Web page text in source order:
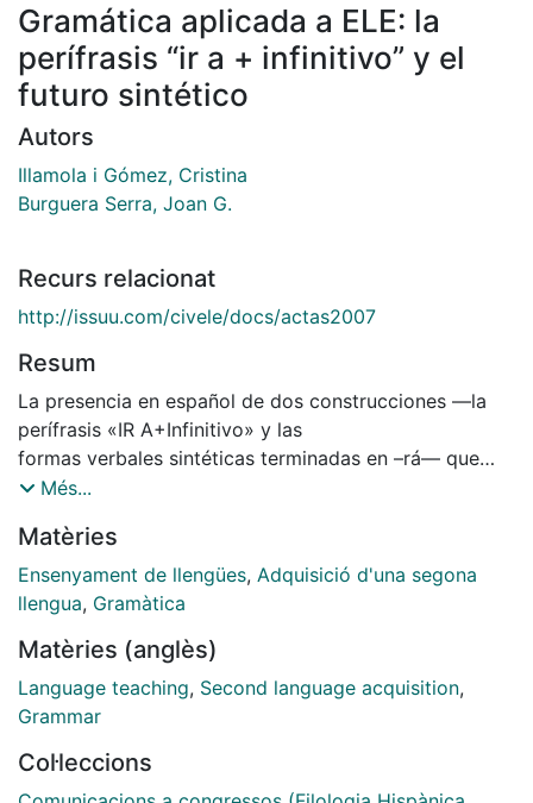
Gramática aplicada a ELE: la
perífrasis “ir a + infinitivo” y el
futuro sintético
Autors
Illamola i Gómez, Cristina
Burguera Serra, Joan G.
Recurs relacionat
http://issuu.com/civele/docs/actas2007
Resum
La presencia en español de dos construcciones —la
perífrasis «IR A+Infinitivo» y las
formas verbales sintéticas terminadas en –rá— que
pueden alternarse en determinados
futuridad en español ha llevado a una
generalización en el uso de tales construcciones
descuidando la vertiente pragmática de
ofrecer al estudiante de ELE una
consideración básicamente gramatical de los usos de
la perífrasis y del futuro sintético. En
establecer las principales divergencias de carácter
Més...
Matèries
Ensenyament de llengües, Adquisició d'una segona
llengua, Gramàtica
Matèries (anglès)
Language teaching, Second language acquisition,
Grammar
Col·leccions